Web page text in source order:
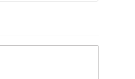
rẻ. Các sản phẩm của